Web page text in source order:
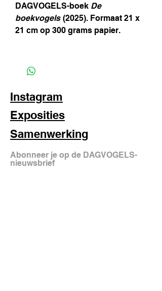
DAGVOGELS-boek De
boekvogels (2025). Formaat 21 x
21 cm op 300 grams papier.
Instagram
Exposities
Samenwerking
Abonneer je op de DAGVOGELS-
nieuwsbrief